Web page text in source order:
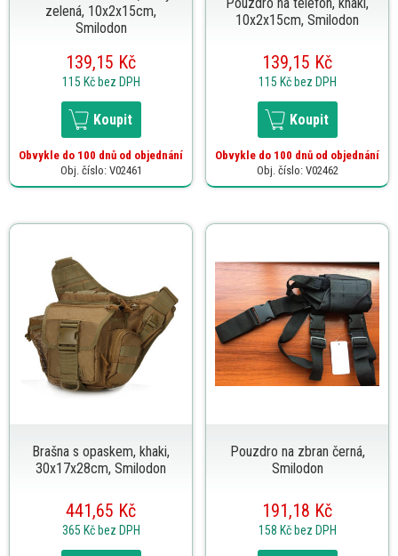
zelená, 10x2x15cm,
Smilodon
139,15 Kč
115 Kč bez DPH
Koupit
Obvykle do 100 dnů od objednání
Obj. číslo: V02461
10x2x15cm, Smilodon
139,15 Kč
115 Kč bez DPH
Koupit
Obvykle do 100 dnů od objednání
Obj. číslo: V02462
Brašna s opaskem, khaki,
30x17x28cm, Smilodon
441,65 Kč
365 Kč bez DPH
Pouzdro na zbran černá,
Smilodon
191,18 Kč
158 Kč bez DPH